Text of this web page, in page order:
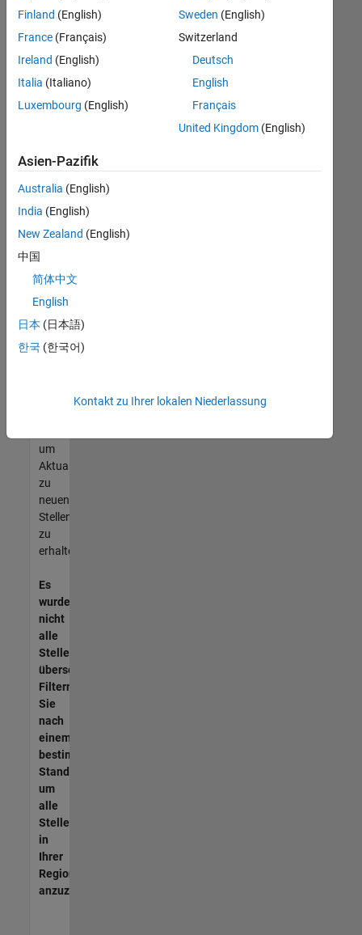
Suchkriterien
weiter
fassen
oder
alle
Stellenangebote
anzeigen .
noch
keine
offenen
Stellen
können,
die
Ihren
entsprechen,
werden
unseres
um
Aktualisierungen
zu
neuen
Stellenangeboten
zu
erhalten.
Es
wurden
nicht
alle
Stellen
übersetzt.
Filtern
Sie
nach
einem
bestimmten
Standort,
um
alle
Stellenangebote
in
Ihrer
Region
anzuzeigen.
Finland (English)
France (Français)
Ireland (English)
Italia (Italiano)
Luxembourg (English)
Sweden (English)
Switzerland
Deutsch
English
Français
United Kingdom(English)
Asien-Pazifik
Australia (English)
India (English)
New Zealand (English)
中国
简体中文
English
日本 (日本語)
한국 (한국어)
Kontakt zu Ihrer lokalen Niederlassung